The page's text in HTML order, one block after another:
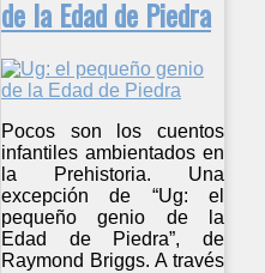
de la Edad de Piedra
Pocos son los cuentos
infantiles ambientados en
la Prehistoria. Una
excepción de “Ug: el
pequeño genio de la
Edad de Piedra”, de
Raymond Briggs. A través